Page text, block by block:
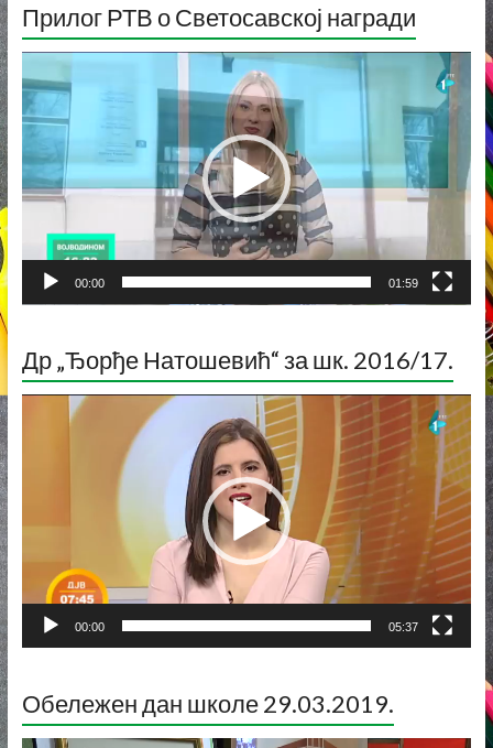
Прилог РТВ о Светосавској награди
Прегледач
видео
записа
00:00 01:59
Др „Ђорђе Натошевић“ за шк. 2016/17.
Прегледач
видео
00:00 05:37
Обележен дан школе 29.03.2019.